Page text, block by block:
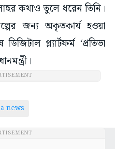
কথাও তুলে ধরেন তিনি।
জন্য অকৃতকার্য হওয়া
প্ল্যার্টফর্ম ‘প্রতিভা
news